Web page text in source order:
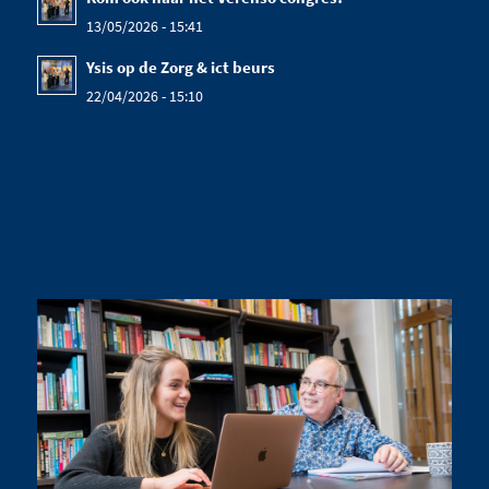
13/05/2026 - 15:41
Ysis op de Zorg & ict beurs
22/04/2026 - 15:10